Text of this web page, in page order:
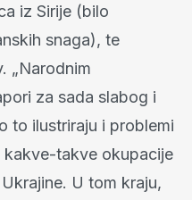
iz Sirije (bilo
snaga), te
„Narodnim
za sada slabog i
to ilustriraju i problemi
kakve-takve okupacije
U tom kraju,